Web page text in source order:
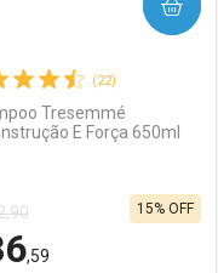
(22)
Tresemmé
E Força 650ml
,59
15% OFF
COMPRAR